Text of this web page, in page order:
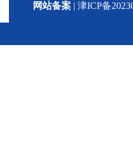
网站备案 | 津ICP备